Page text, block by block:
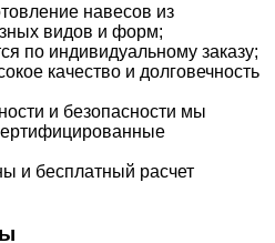
навесов из
видов и форм;
по индивидуальному заказу;
качество и долговечность
и безопасности мы
и бесплатный расчет